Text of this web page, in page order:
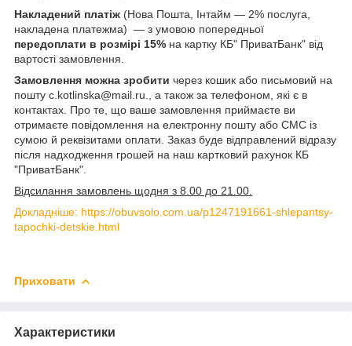
Накладений платіж (Нова Пошта, Інтайм — 2% послуга,
накладена платежма) — з умовою попередньої
передоплати в розмірі 15% на картку КБ" ПриватБанк" від
вартості замовлення.
Замовлення можна зробити через кошик або письмовий на
пошту c.kotlinska@mail.ru., а також за телефоном, які є в
контактах. Про те, що ваше замовлення приймаєте ви
отримаєте повідомлення на електронну пошту або СМС із
сумою й реквізитами оплати. Заказ буде відправлений відразу
після надходження грошей на наш картковий рахунок КБ
"ПриватБанк".
Відсилання замовлень щодня з 8.00 до 21.00.
Докладніше: https://obuvsolo.com.ua/p1247191661-shlepantsy-
tapochki-detskie.html
Приховати
Характеристики